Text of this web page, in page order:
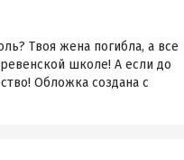
Твоя жена погибла, а все
школе! А если до
Обложка создана с